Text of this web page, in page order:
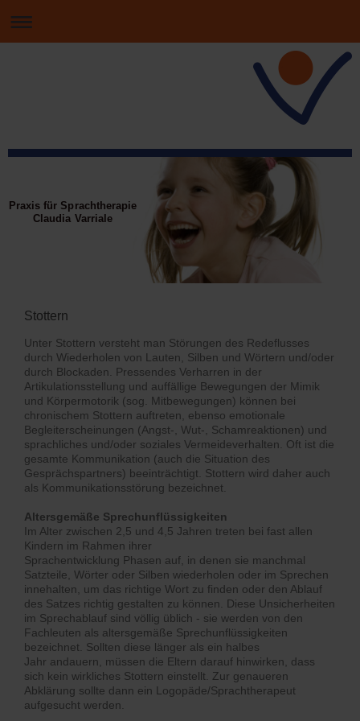
Praxis für Sprachtherapie
Claudia Varriale
Stottern
Unter Stottern versteht man Störungen des Redeflusses
durch Wiederholen von Lauten, Silben und Wörtern und/oder
durch Blockaden. Pressendes Verharren in der
Artikulationsstellung und auffällige Bewegungen der Mimik
und Körpermotorik (sog. Mitbewegungen) können bei
chronischem Stottern auftreten, ebenso emotionale
Begleiterscheinungen (Angst-, Wut-, Schamreaktionen) und
sprachliches und/oder soziales Vermeideverhalten. Oft ist die
gesamte Kommunikation (auch die Situation des
Gesprächspartners) beeinträchtigt. Stottern wird daher auch
als Kommunikationsstörung bezeichnet.
Altersgemäße Sprechunflüssigkeiten
Im Alter zwischen 2,5 und 4,5 Jahren treten bei fast allen
Kindern im Rahmen ihrer
Sprachentwicklung Phasen auf, in denen sie manchmal
Satzteile, Wörter oder Silben wiederholen oder im Sprechen
innehalten, um das richtige Wort zu finden oder den Ablauf
des Satzes richtig gestalten zu können. Diese Unsicherheiten
im Sprechablauf sind völlig üblich - sie werden von den
Fachleuten als altersgemäße Sprechunflüssigkeiten
bezeichnet. Sollten diese länger als ein halbes
Jahr andauern, müssen die Eltern darauf hinwirken, dass
sich kein wirkliches Stottern einstellt. Zur genaueren
Abklärung sollte dann ein Logopäde/Sprachtherapeut
aufgesucht werden.